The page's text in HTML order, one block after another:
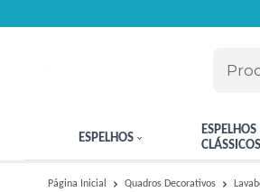
ESPELHOS
ESPELHOS
CLÁSSICOS
Página Inicial Quadros Decorativos